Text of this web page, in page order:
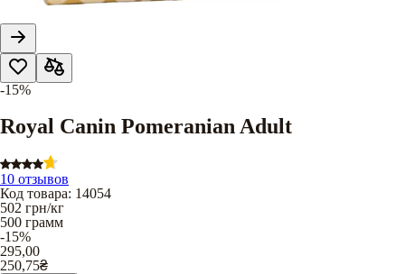
-15%
Royal Canin Pomeranian Adult
10 отзывов
Код товара: 14054
502 грн/кг
500 грамм
-15%
295,00
250,75₴